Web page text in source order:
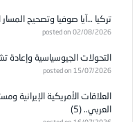
تركيا …آيا صوفيا وتصحيح المسار
posted on 02/08/2026
التحولات الجيوسياسية وإعادة
posted on 15/07/2026
العلاقات الأمريكية الإيرانية
العربي.. (5)